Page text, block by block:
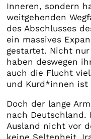
Inneren, sondern
weitgehenden
des Abschlusses
ein massives
gestartet. Nicht
haben deswegen
auch die Flucht
und Kurd*innen ist
Doch der lange
nach Deutschland.
Ausland nicht vor